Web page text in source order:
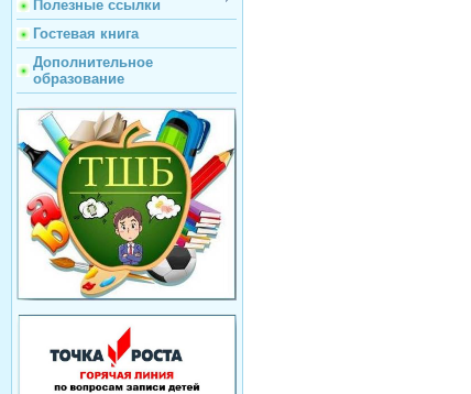
Полезные ссылки
Гостевая книга
Дополнительное
образование